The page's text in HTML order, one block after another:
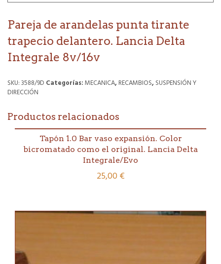
Pareja de arandelas punta tirante
trapecio delantero. Lancia Delta
Integrale 8v/16v
SKU:3588/9D Categorías:MECANICA, RECAMBIOS, SUSPENSIÓN Y
DIRECCIÓN
Productos relacionados
Tapón 1.0 Bar vaso expansión. Color
bicromatado como el original. Lancia Delta
Integrale/Evo
25,00€